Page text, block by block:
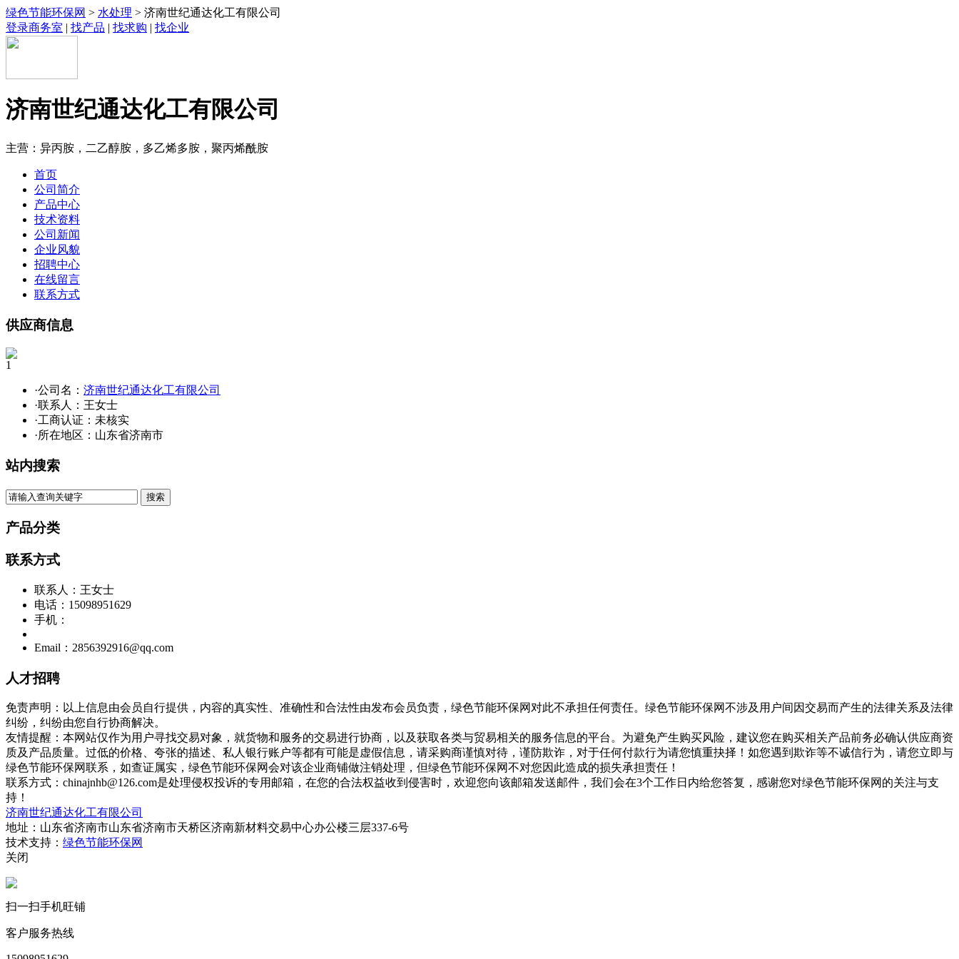
绿色节能环保网 > 水处理 > 济南世纪通达化工有限公司
登录商务室 | 找产品 | 找求购 | 找企业
济南世纪通达化工有限公司
主营：异丙胺，二乙醇胺，多乙烯多胺，聚丙烯酰胺
首页
公司简介
产品中心
技术资料
公司新闻
企业风貌
招聘中心
在线留言
联系方式
供应商信息
1
·公司名： 济南世纪通达化工有限公司
·联系人：王女士
·工商认证： 未核实
·所在地区：山东省济南市
站内搜索
产品分类
联系方式
联系人：王女士
电话：15098951629
手机：
Email：2856392916@qq.com
人才招聘
免责声明：以上信息由会员自行提供，内容的真实性、准确性和合法性由发布会员负责，绿色节能环保网对此不承担任何责任。绿色节能环保网不涉及用户间因交易而产生的法律关系及法律
纠纷，纠纷由您自行协商解决。
友情提醒：本网站仅作为用户寻找交易对象，就货物和服务的交易进行协商，以及获取各类与贸易相关的服务信息的平台。为避免产生购买风险，建议您在购买相关产品前务必确认供应商资
质及产品质量。过低的价格、夸张的描述、私人银行账户等都有可能是虚假信息，请采购商谨慎对待，谨防欺诈，对于任何付款行为请您慎重抉择！如您遇到欺诈等不诚信行为，请您立即与
绿色节能环保网联系，如查证属实，绿色节能环保网会对该企业商铺做注销处理，但绿色节能环保网不对您因此造成的损失承担责任！
联系方式：chinajnhb@126.com是处理侵权投诉的专用邮箱，在您的合法权益收到侵害时，欢迎您向该邮箱发送邮件，我们会在3个工作日内给您答复，感谢您对绿色节能环保网的关注与支
持！
济南世纪通达化工有限公司
地址：山东省济南市山东省济南市天桥区济南新材料交易中心办公楼三层337-6号
技术支持： 绿色节能环保网
关闭
扫一扫手机旺铺
客户服务热线